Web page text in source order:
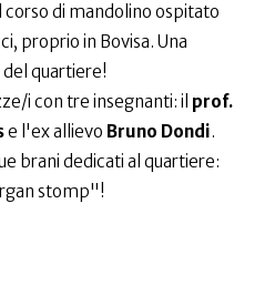
di mandolino ospitato
proprio in Bovisa. Una
quartiere!
i con tre insegnanti: il prof.
e l'ex allievo Bruno Dondi.
brani dedicati al quartiere:
stomp"!